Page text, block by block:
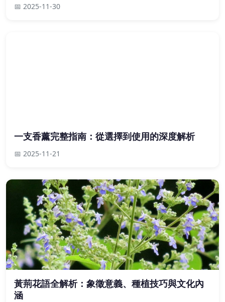
📅 2025-11-30
一支香薰完整指南：從選擇到使用的深度解析
📅 2025-11-21
黃荊花語全解析：象徵意義、種植技巧與文化內
涵